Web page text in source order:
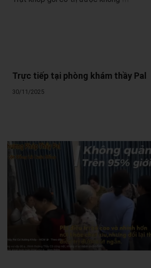
Trực tiếp tại phòng khám thầy Pal
30/11/2025